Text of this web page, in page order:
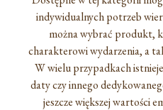
indywidualnych potrzeb
można wybrać produkt,
charakterowi wydarzenia, a
W wielu przypadkach
daty czy innego
jeszcze większej wartości